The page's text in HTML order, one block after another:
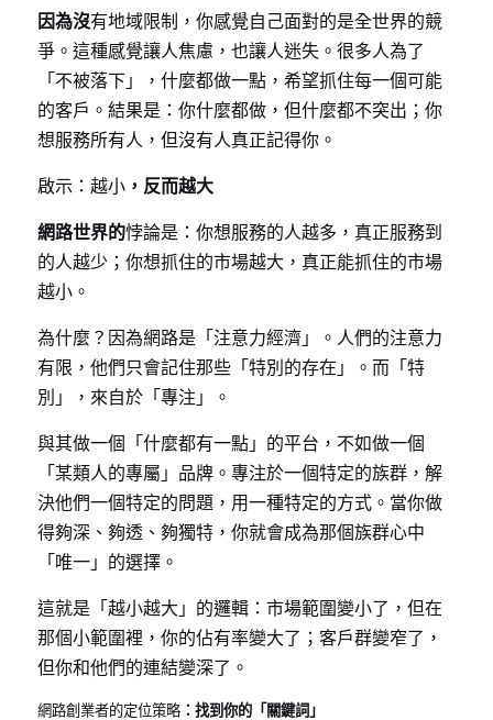
因為沒有地域限制，你感覺自己面對的是全世界的競
爭。這種感覺讓人焦慮，也讓人迷失。很多人為了
「不被落下」，什麼都做一點，希望抓住每一個可能
的客戶。結果是：你什麼都做，但什麼都不突出；你
想服務所有人，但沒有人真正記得你。
啟示：越小 ，反而越大
網路世界的悖論是：你想服務的人越多，真正服務到
的人越少；你想抓住的市場越大，真正能抓住的市場
越小。
為什麼？因為網路是「注意力經濟」。人們的注意力
有限，他們只會記住那些「特別的存在」。而「特
別」，來自於「專注」。
與其做一個「什麼都有一點」的平台，不如做一個
「某類人的專屬」品牌。專注於一個特定的族群，解
決他們一個特定的問題，用一種特定的方式。當你做
得夠深、夠透、夠獨特，你就會成為那個族群心中
「唯一」的選擇。
這就是「越小越大」的邏輯：市場範圍變小了，但在
那個小範圍裡，你的佔有率變大了；客戶群變窄了，
但你和他們的連結變深了。
網路創業者的定位策略 ：找到你的「關鍵詞」